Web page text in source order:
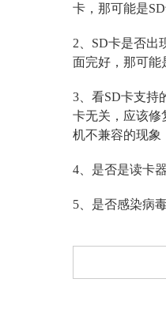
卡，那可能是
2、SD卡是否出
面完好，那可能
3、看SD卡支持
卡无关，应该修
机不兼容的现象
4、是否是读卡
5、是否感染病